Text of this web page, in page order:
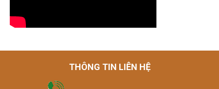
THÔNG TIN LIÊN HỆ